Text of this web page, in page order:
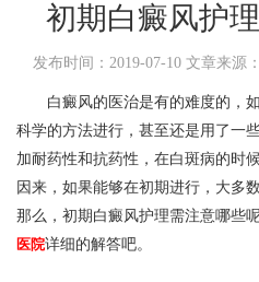
初期白癜风护
发布时间：2019-07-10 文章来源
白癜风的医治是有的难度的，如
科学的方法进行，甚至还是用了一
加耐药性和抗药性，在白斑病的时
因来，如果能够在初期进行，大多
那么，初期白癜风护理需注意哪些
医院详细的解答吧。